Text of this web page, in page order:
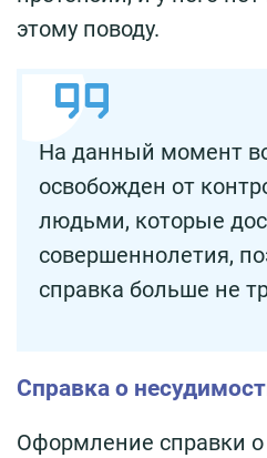
этому поводу.
На данный момент
освобожден от
людьми, которые
совершеннолетия,
справка больше не
Справка о
Оформление справки о